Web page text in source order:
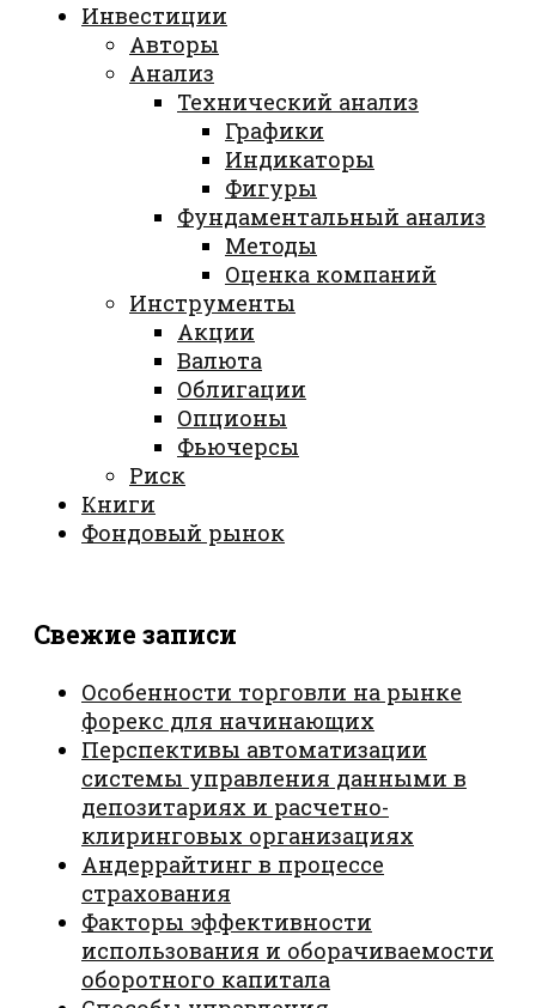
Инвестиции
Авторы
Анализ
Технический анализ
Графики
Индикаторы
Фигуры
Фундаментальный анализ
Методы
Оценка компаний
Инструменты
Акции
Валюта
Облигации
Опционы
Фьючерсы
Риск
Книги
Фондовый рынок
Свежие записи
Особенности торговли на рынке
форекс для начинающих
Перспективы автоматизации
системы управления данными в
депозитариях и расчетно-
клиринговых организациях
Андеррайтинг в процессе
страхования
Факторы эффективности
использования и оборачиваемости
оборотного капитала